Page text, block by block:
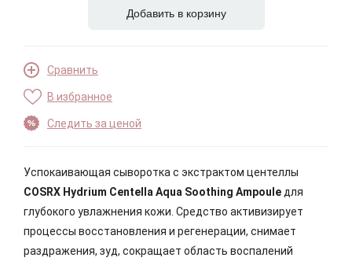
Добавить в корзину
Сравнить
В избранное
Следить за ценой
Успокаивающая сыворотка с экстрактом центеллы
COSRX Hydrium Centella Aqua Soothing Ampoule для
глубокого увлажнения кожи. Средство активизирует
процессы восстановления и регенерации, снимает
раздражения, зуд, сокращает область воспалений